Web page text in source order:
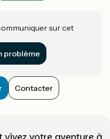
sur cet
problème
Contacter